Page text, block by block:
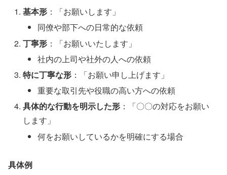
基本形 ：「お願いします」
同僚や部下への日常的な依頼
丁寧形 ：「お願いいたします」
社内の上司や社外の人への依頼
特に丁寧な形 ：「お願い申し上げます」
重要な取引先や役職の高い方への依頼
具体的な行動を明示した形 ：「〇〇の対応をお願い
します」
何をお願いしているかを明確にする場合
具体例